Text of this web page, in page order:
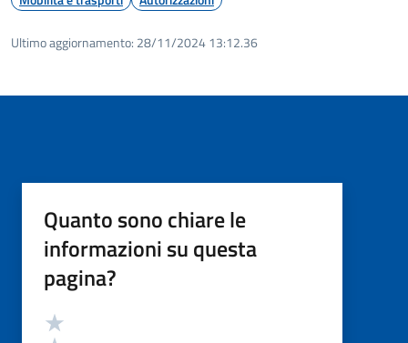
Ultimo aggiornamento: 28/11/2024 13:12.36
Quanto sono chiare le
informazioni su questa
pagina?
Valutazione